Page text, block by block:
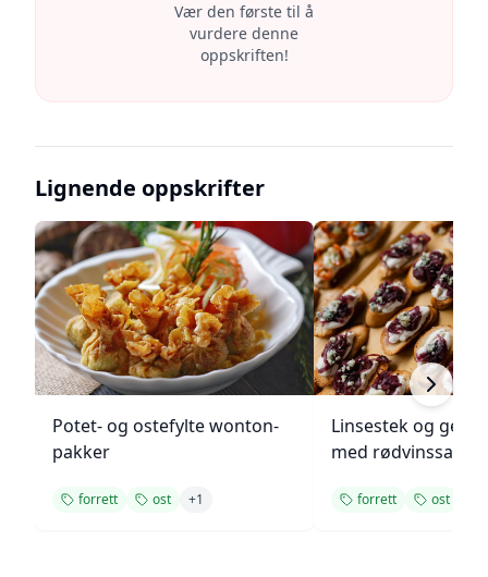
Vær den første til å
vurdere denne
oppskriften!
Lignende oppskrifter
Potet- og ostefylte wonton-
pakker
forrett ost +1
Linsestek og
med rødvinssaus
forrett ost